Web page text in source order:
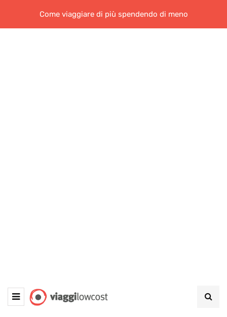
Come viaggiare di più spendendo di meno